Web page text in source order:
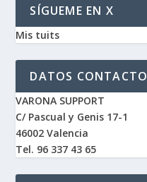
SÍGUEME EN X
Mis tuits
DATOS CONTACTO
VARONA SUPPORT
C/ Pascual y Genis 17-1
46002 Valencia
Tel. 96 337 43 65